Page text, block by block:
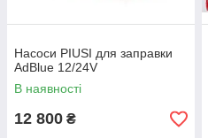
Насоси PIUSI для заправки
AdBlue 12/24V
В наявності
12 800 ₴